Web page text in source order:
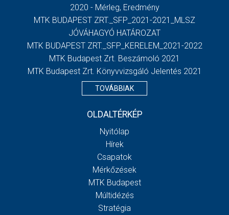
2020 - Mérleg, Eredmény
MTK BUDAPEST ZRT._SFP_2021-2021_MLSZ
JÓVÁHAGYÓ HATÁROZAT
MTK BUDAPEST ZRT._SFP_KERELEM_2021-2022
MTK Budapest Zrt. Beszámoló 2021
MTK Budapest Zrt. Könyvvizsgáló Jelentés 2021
TOVÁBBIAK
OLDALTÉRKÉP
Nyitólap
Hírek
Csapatok
Mérkőzések
MTK Budapest
Múltidézés
Stratégia